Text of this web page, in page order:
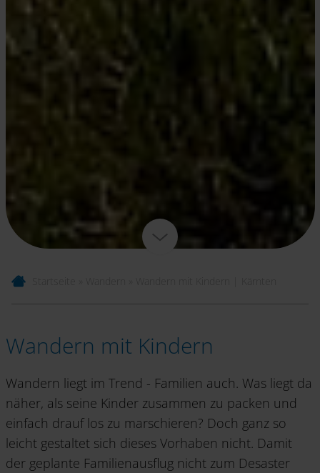
Wandern mit Kindern
Wandern liegt im Trend - Familien auch. Was liegt da
näher, als seine Kinder zusammen zu packen und
einfach drauf los zu marschieren? Doch ganz so
leicht gestaltet sich dieses Vorhaben nicht. Damit
der geplante Familienausflug nicht zum Desaster